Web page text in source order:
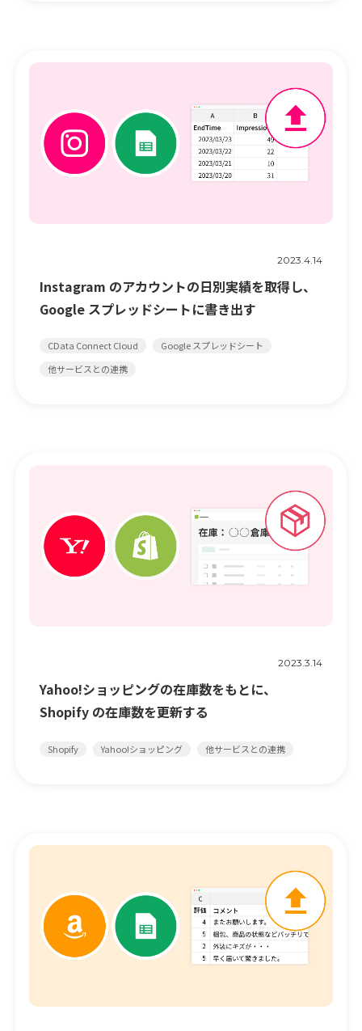
2023.4.14
Instagram のアカウントの日別実績を取得し、
Google スプレッドシートに書き出す
CData Connect Cloud
Google スプレッドシート
他サービスとの連携
2023.3.14
Yahoo!ショッピングの在庫数をもとに、
Shopify の在庫数を更新する
Shopify Yahoo!ショッピング 他サービスとの連携